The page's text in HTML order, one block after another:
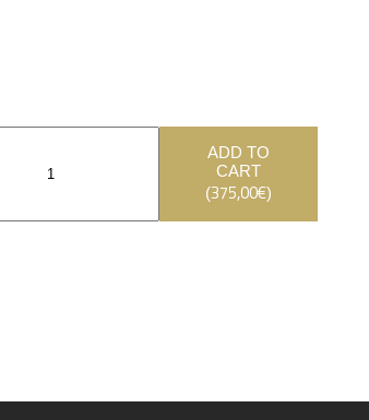
ADD TO
CART
(375,00€)